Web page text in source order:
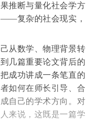
推断与量化社会学方
复杂的社会现实，
从数学、物理背景转
几篇重要论文背后的
成功讲成一条笔直的
如何在师长引导、合
自己的学术方向。对
来说，这既是一篇学